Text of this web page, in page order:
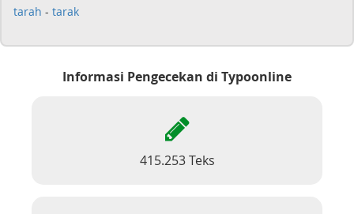
tarah - tarak
Informasi Pengecekan di Typoonline
415.253 Teks